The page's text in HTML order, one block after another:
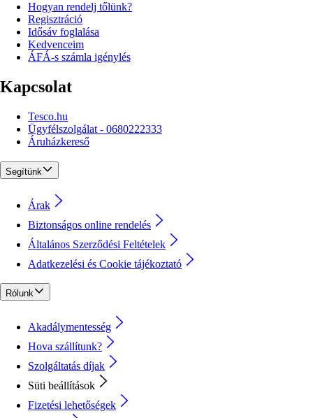
Hogyan rendelj tőlünk?
Regisztráció
Idősáv foglalása
Kedvenceim
ÁFÁ-s számla igénylés
Kapcsolat
Tesco.hu
Ügyfélszolgálat - 0680222333
Áruházkereső
Segítünk
Árak
Biztonságos online rendelés
Általános Szerződési Feltételek
Adatkezelési és Cookie tájékoztató
Rólunk
Akadálymentesség
Hova szállítunk?
Szolgáltatás díjak
Süti beállítások
Fizetési lehetőségek